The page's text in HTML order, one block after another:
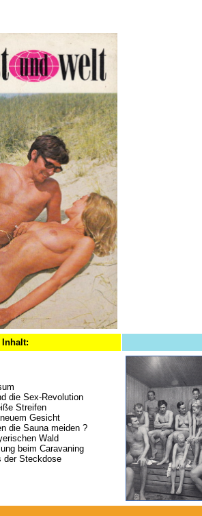
Inhalt:
die Sex-Revolution
Streifen
Gesicht
die Sauna meiden ?
Wald
beim Caravaning
der Steckdose